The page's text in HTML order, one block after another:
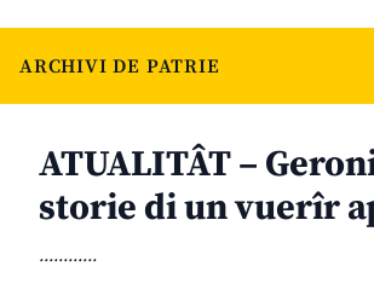
ARCHIVI DE PATRIE
ATUALITÂT –
storie di un vuerîr
............